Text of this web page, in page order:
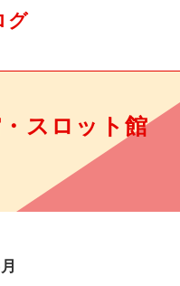
グ
スロット館